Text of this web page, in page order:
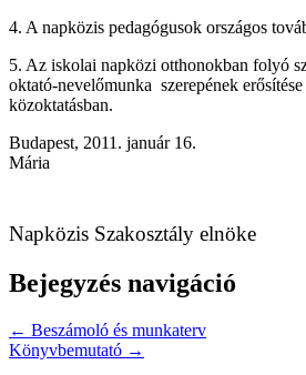
4. A napközis pedagógusok országos
5. Az iskolai napközi otthonokban folyó
oktató-nevelőmunka szerepének
közoktatásban.
Budapest, 2011. január 16.
Mária
Napközis Szakosztály elnöke
Bejegyzés navigáció
← Beszámoló és munkaterv
Könyvbemutató →